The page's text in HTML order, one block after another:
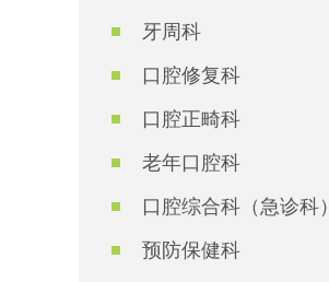
牙周科
口腔修复科
口腔正畸科
老年口腔科
口腔综合科（急诊科）
预防保健科